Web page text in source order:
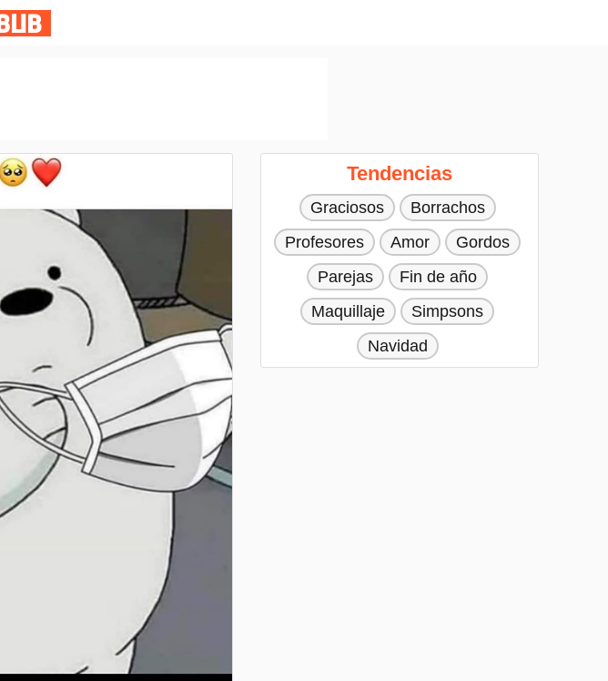
Tendencias
Graciosos
Borrachos
Profesores
Amor
Gordos
Parejas
Fin de año
Maquillaje
Simpsons
Navidad